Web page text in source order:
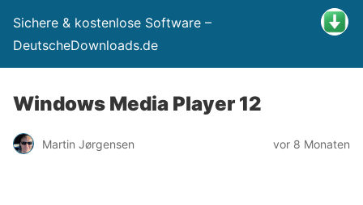
Sichere & kostenlose Software –
DeutscheDownloads.de
Windows Media Player 12
Martin Jørgensen vor 8 Monaten